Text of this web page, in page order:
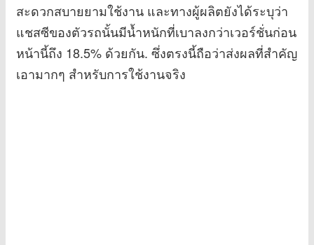
สะดวกสบายยามใช้งาน และทางผู้ผลิตยังได้ระบุว่า
แชสซีของตัวรถนั้นมีน้ำหนักที่เบาลงกว่าเวอร์ชั่นก่อน
หน้านี้ถึง 18.5% ด้วยกัน. ซึ่งตรงนี้ถือว่าส่งผลที่สำคัญ
เอามากๆ สำหรับการใช้งานจริง